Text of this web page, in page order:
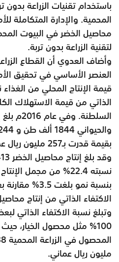
باستخدام تقنيات الزراعة
المحمية. والإدارة المتكاملة
محاصيل الخضر في البيوت
لتقنية الزراعة بدون تربة.
وأضاف العدوي أن القطاع
العنصر الأساسي في تحقيق
الذاتي من قيمة الاستهلاك
السلطنة.
بقيمة قدرت بـ257 مليون ريال عماني.
وتبلغ نسبة الاكتفاء الذاتي
100% مثل محصول الخيار،
مليون ريال عماني.